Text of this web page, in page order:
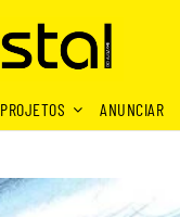
PROJETOS ANUNCIAR